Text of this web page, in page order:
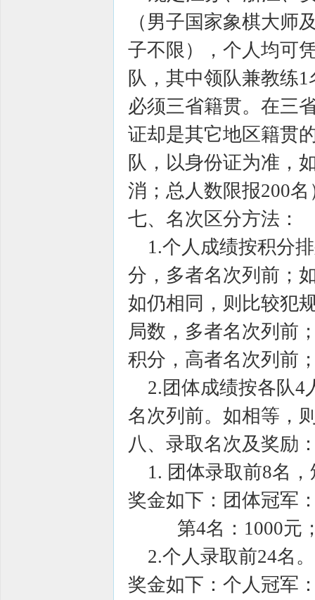
（男子国家象棋大师
子不限），个人均可
队，其中领队兼教练
必须三省籍贯。在三
证却是其它地区籍贯
队，以身份证为准，
消；总人数限报200名
七、名次区分方法：
1.个人成绩按积分
分，多者名次列前；
如仍相同，则比较犯
局数，多者名次列前
积分，高者名次列前
2.团体成绩按各队4
名次列前。如相等，
八、录取名次及奖励
1. 团体录取前8名，
奖金如下：团体冠军
第4名：1000元；
2.个人录取前24名
奖金如下：个人冠军